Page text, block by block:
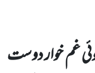
غم خوار دوست